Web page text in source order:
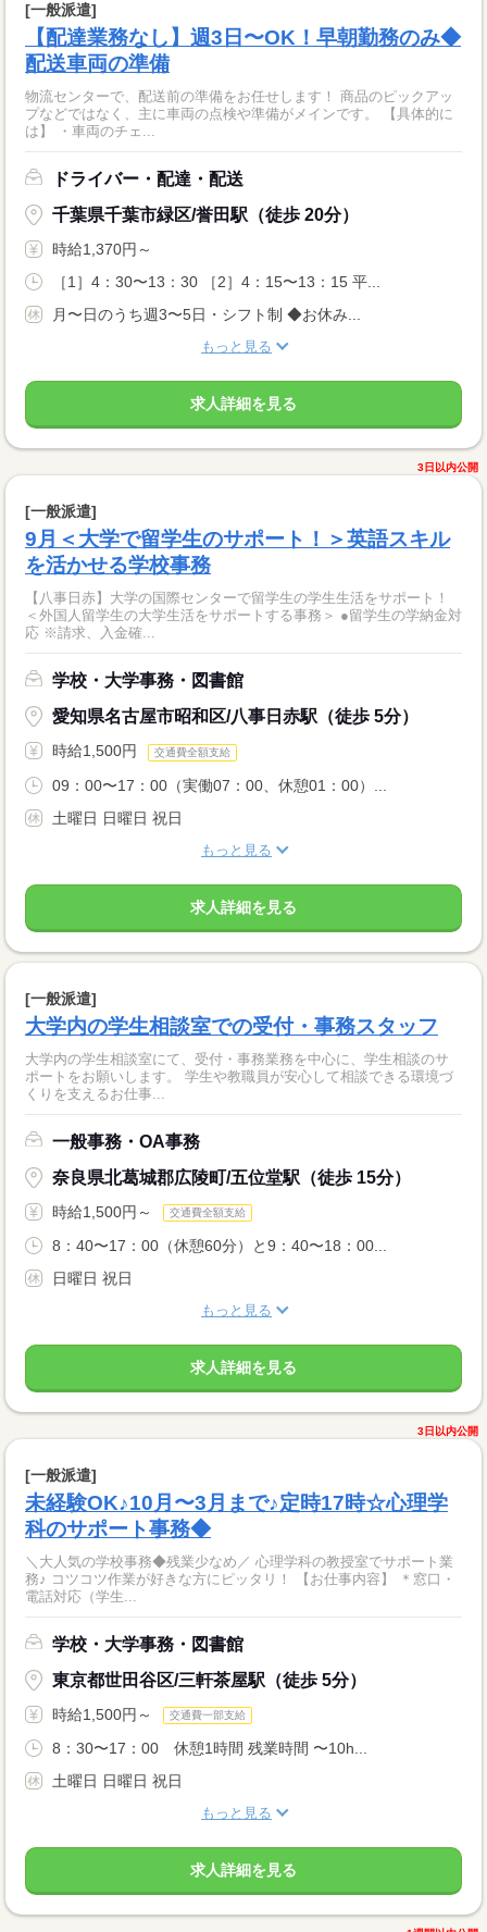
[一般派遣]
【配達業務なし】週3日〜OK！早朝勤務のみ◆
配送車両の準備
物流センターで、配送前の準備をお任せします！ 商品のピックアッ
プなどではなく、主に車両の点検や準備がメインです。 【具体的に
は】 ・車両のチェ...
ドライバー・配達・配送
千葉県千葉市緑区/誉田駅（徒歩 20分）
時給1,370円～
［1］4：30〜13：30 ［2］4：15〜13：15 平...
月〜日のうち週3〜5日・シフト制 ◆お休み...
もっと見る
求人詳細を見る
3日以内公開
[一般派遣]
9月＜大学で留学生のサポート！＞英語スキル
を活かせる学校事務
【八事日赤】大学の国際センターで留学生の学生生活をサポート！
＜外国人留学生の大学生活をサポートする事務＞ ●留学生の学納金対
応 ※請求、入金確...
学校・大学事務・図書館
愛知県名古屋市昭和区/八事日赤駅（徒歩 5分）
時給1,500円 交通費全額支給
09：00〜17：00（実働07：00、休憩01：00）...
土曜日 日曜日 祝日
もっと見る
求人詳細を見る
[一般派遣]
大学内の学生相談室での受付・事務スタッフ
大学内の学生相談室にて、受付・事務業務を中心に、学生相談のサ
ポートをお願いします。 学生や教職員が安心して相談できる環境づ
くりを支えるお仕事...
一般事務・OA事務
奈良県北葛城郡広陵町/五位堂駅（徒歩 15分）
時給1,500円～ 交通費全額支給
8：40〜17：00（休憩60分）と9：40〜18：00...
日曜日 祝日
もっと見る
求人詳細を見る
3日以内公開
[一般派遣]
未経験OK♪10月〜3月まで♪定時17時☆心理学
科のサポート事務◆
＼大人気の学校事務◆残業少なめ／ 心理学科の教授室でサポート業
務♪ コツコツ作業が好きな方にピッタリ！ 【お仕事内容】 ＊窓口・
電話対応（学生...
学校・大学事務・図書館
東京都世田谷区/三軒茶屋駅（徒歩 5分）
時給1,500円～ 交通費一部支給
8：30〜17：00 休憩1時間 残業時間 〜10h...
土曜日 日曜日 祝日
もっと見る
求人詳細を見る